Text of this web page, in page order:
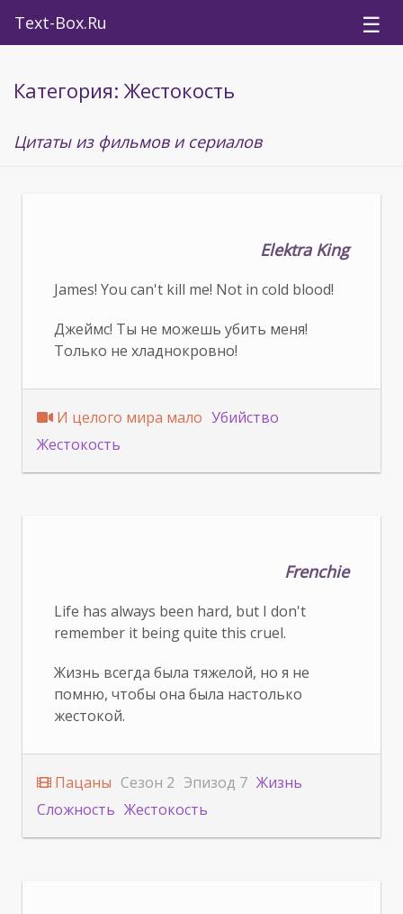
Text-Box.Ru ☰
Категория: Жестокость
Цитаты из фильмов и сериалов
Elektra King
James! You can't kill me! Not in cold blood!
Джеймс! Ты не можешь убить меня!
Только не хладнокровно!
И целого мира мало Убийство
Жестокость
Frenchie
Life has always been hard, but I don't
remember it being quite this cruel.
Жизнь всегда была тяжелой, но я не
помню, чтобы она была настолько
жестокой.
Пацаны Сезон 2 Эпизод 7 Жизнь
Сложность Жестокость